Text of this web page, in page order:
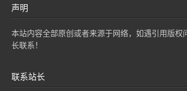
声明
本站内容全部原创或者来源于网络，如遇引用版权
长联系！
联系站长